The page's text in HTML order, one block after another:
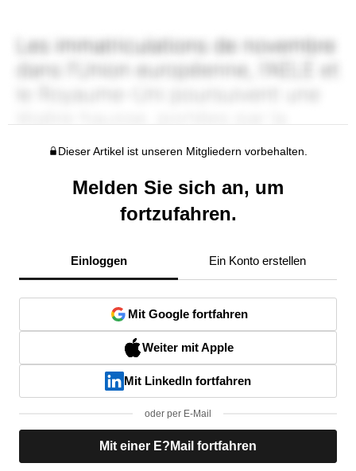
Dieser Artikel ist unseren Mitgliedern vorbehalten.
Melden Sie sich an, um
fortzufahren.
Einloggen Ein Konto erstellen
Mit Google fortfahren
Weiter mit Apple
Mit LinkedIn fortfahren
oder per E-Mail
Mit einer E?Mail fortfahren